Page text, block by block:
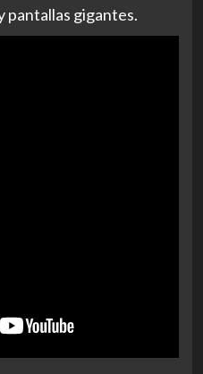
pantallas gigantes.